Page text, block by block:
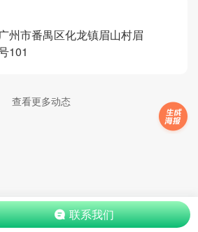
州市番禺区化龙镇眉山村眉
101
查看更多动态
联系我们